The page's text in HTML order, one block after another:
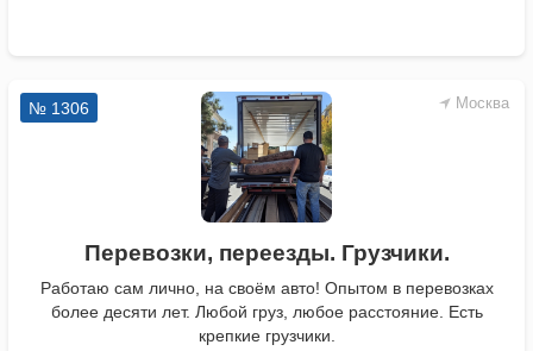
Москва
№ 1306
Перевозки, переезды. Грузчики.
Работаю сам лично, на своём авто! Опытом в перевозках
более десяти лет. Любой груз, любое расстояние. Есть
крепкие грузчики.